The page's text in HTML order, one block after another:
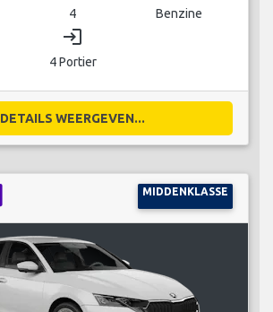
4 Benzine
login
4 Portier
DETAILS WEERGEVEN...
MIDDENKLASSE